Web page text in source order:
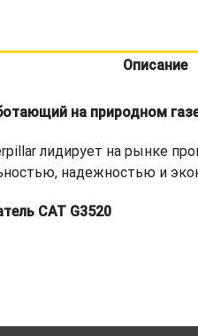
Описание
на природном
лидирует на рынке
надежностью и
CAT G3520